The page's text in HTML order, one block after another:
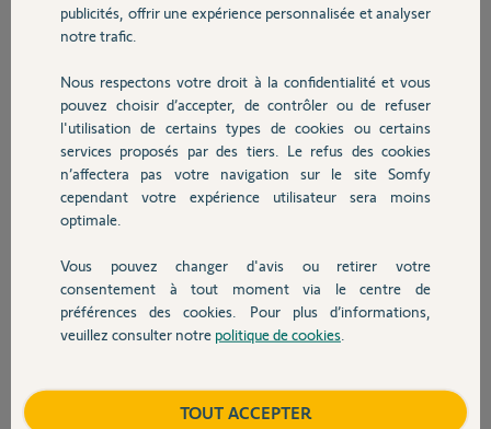
Domotique
Chauffage
Autres produits
Devis avec un pro
Contact
Participer au fil de discussion
Réponses
Bonjour Jean-marc,
Je vois des équipement dans votre tahoma.
j'imagine que vous avez reussi a les transferer.
connecter mes volets, mais impossible de connecter le reste des mes
publicités, offrir une expérience personnalisée et analyser
notre trafic.
Nous respectons votre droit à la confidentialité et vous
pouvez choisir d’accepter, de contrôler ou de refuser
l'utilisation de certains types de cookies ou certains
services proposés par des tiers. Le refus des cookies
n’affectera pas votre navigation sur le site Somfy
cependant votre expérience utilisateur sera moins
optimale.
Vous pouvez changer d'avis ou retirer votre
consentement à tout moment via le centre de
préférences des cookies. Pour plus d’informations,
veuillez consulter notre politique de cookies
TOUT ACCEPTER